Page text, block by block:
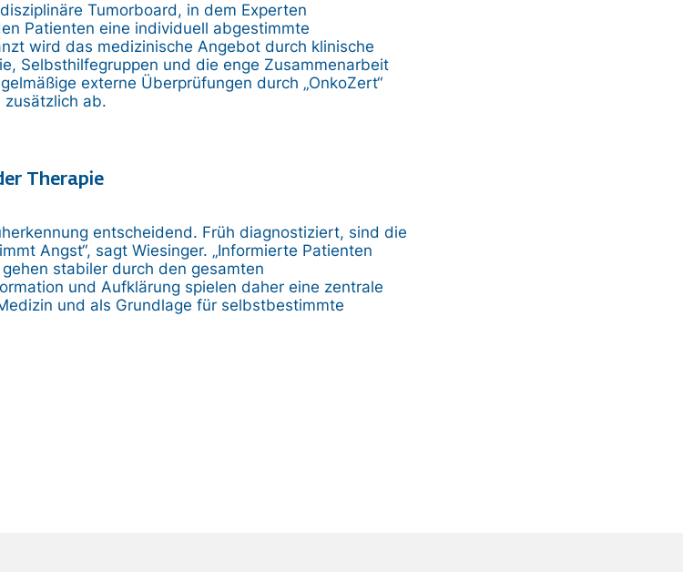
Tumorboard, in dem Experten
Patienten eine individuell abgestimmte
wird das medizinische Angebot durch klinische
Selbsthilfegruppen und die enge Zusammenarbeit
externe Überprüfungen durch „OnkoZert“
ab.
Therapie
entscheidend. Früh diagnostiziert, sind die
Angst“, sagt Wiesinger. „Informierte Patienten
stabiler durch den gesamten
und Aufklärung spielen daher eine zentrale
und als Grundlage für selbstbestimmte